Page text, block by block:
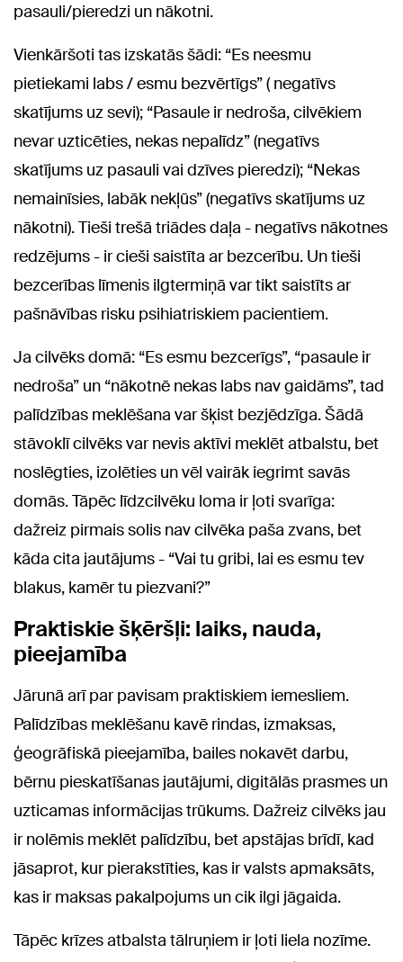
pasauli/pieredzi un nākotni.
Vienkāršoti tas izskatās šādi: “Es neesmu
pietiekami labs / esmu bezvērtīgs” ( negatīvs
skatījums uz sevi); “Pasaule ir nedroša, cilvēkiem
nevar uzticēties, nekas nepalīdz” (negatīvs
skatījums uz pasauli vai dzīves pieredzi); “Nekas
nemainīsies, labāk nekļūs” (negatīvs skatījums uz
nākotni). Tieši trešā triādes daļa - negatīvs nākotnes
redzējums - ir cieši saistīta ar bezcerību. Un tieši
bezcerības līmenis ilgtermiņā var tikt saistīts ar
pašnāvības risku psihiatriskiem pacientiem.
Ja cilvēks domā: “Es esmu bezcerīgs”, “pasaule ir
nedroša” un “nākotnē nekas labs nav gaidāms”, tad
palīdzības meklēšana var šķist bezjēdzīga. Šādā
stāvoklī cilvēks var nevis aktīvi meklēt atbalstu, bet
noslēgties, izolēties un vēl vairāk iegrimt savās
domās. Tāpēc līdzcilvēku loma ir ļoti svarīga:
dažreiz pirmais solis nav cilvēka paša zvans, bet
kāda cita jautājums - “Vai tu gribi, lai es esmu tev
blakus, kamēr tu piezvani?”
Praktiskie šķēršļi: laiks, nauda,
pieejamība
Jārunā arī par pavisam praktiskiem iemesliem.
Palīdzības meklēšanu kavē rindas, izmaksas,
ģeogrāfiskā pieejamība, bailes nokavēt darbu,
bērnu pieskatīšanas jautājumi, digitālās prasmes un
uzticamas informācijas trūkums. Dažreiz cilvēks jau
ir nolēmis meklēt palīdzību, bet apstājas brīdī, kad
jāsaprot, kur pierakstīties, kas ir valsts apmaksāts,
kas ir maksas pakalpojums un cik ilgi jāgaida.
Tāpēc krīzes atbalsta tālruņiem ir ļoti liela nozīme.